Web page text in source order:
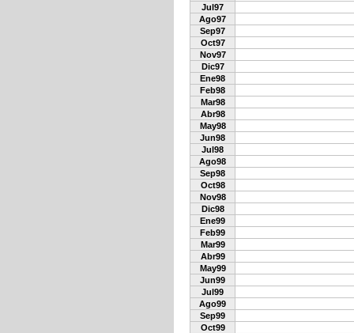
Jul97
Ago97
Sep97
Oct97
Nov97
Dic97
Ene98
Feb98
Mar98
Abr98
May98
Jun98
Jul98
Ago98
Sep98
Oct98
Nov98
Dic98
Ene99
Feb99
Mar99
Abr99
May99
Jun99
Jul99
Ago99
Sep99
Oct99